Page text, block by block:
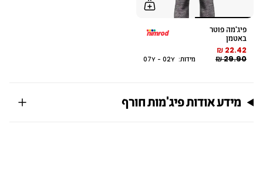
פיג'מה פוטר
באטמן
22.42 ₪
29.90 ₪
מידות: 07Y - 02Y
מידע אודות פיג'מות חורף